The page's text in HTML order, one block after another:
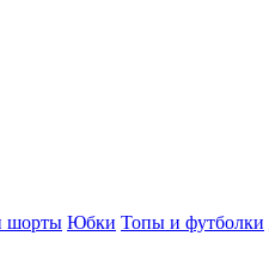
шорты Юбки Топы и футболки